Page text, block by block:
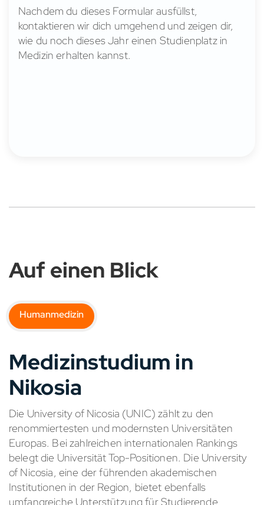
Nachdem du dieses Formular ausfüllst,
kontaktieren wir dich umgehend und zeigen dir,
wie du noch dieses Jahr einen Studienplatz in
Medizin erhalten kannst.
Auf einen Blick
Humanmedizin
Medizinstudium in
Nikosia
Die University of Nicosia (UNIC) zählt zu den
renommiertesten und modernsten Universitäten
Europas. Bei zahlreichen internationalen Rankings
belegt die Universität Top-Positionen. Die University
of Nicosia, eine der führenden akademischen
Institutionen in der Region, bietet ebenfalls
umfangreiche Unterstützung für Studierende,